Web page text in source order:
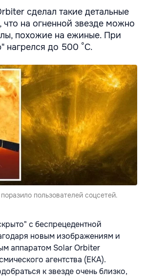
сделал такие детальные
на огненной звезде можно
похожие на ежиные. При
нагрелся до 500 °C.
пользователей соцсетей.
с беспрецедентной
новым изображениям и
аппаратом Solar Orbiter
агентства (ЕКА).
к звезде очень близко,